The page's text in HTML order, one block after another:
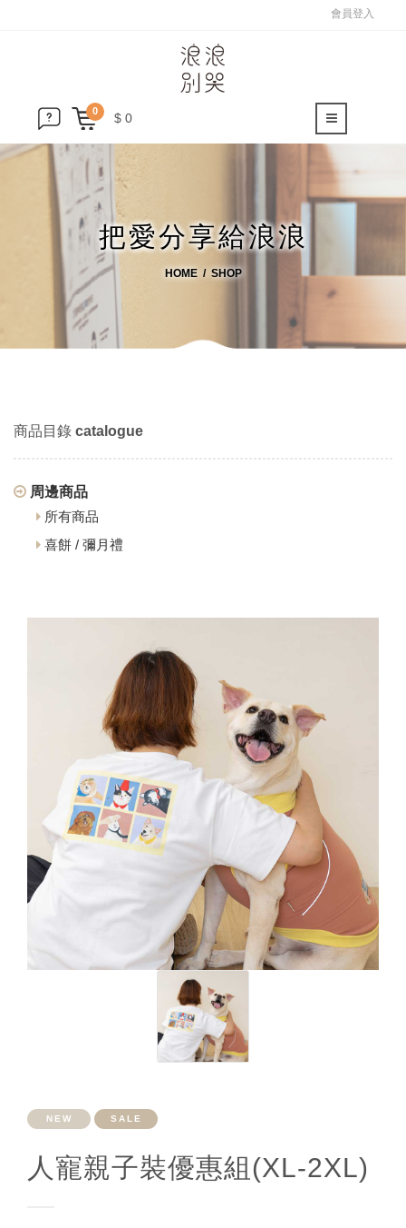
會員登入
0 $ 0
把愛分享給浪浪
HOME SHOP
商品目錄 catalogue
周邊商品
所有商品
喜餅 / 彌月禮
NEW SALE
人寵親子裝優惠組(XL-2XL)